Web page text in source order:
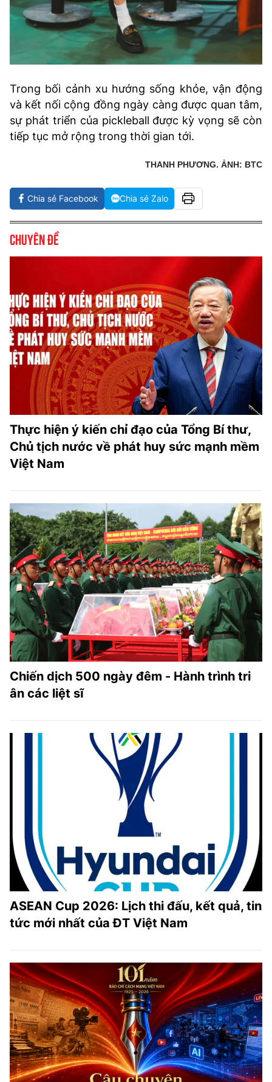
Trong bối cảnh xu hướng sống khỏe, vận động
và kết nối cộng đồng ngày càng được quan tâm,
sự phát triển của pickleball được kỳ vọng sẽ còn
tiếp tục mở rộng trong thời gian tới.
THANH PHƯƠNG. ẢNH: BTC
Chia sẻ Facebook Chia sẻ Zalo
Chuyên đề
Thực hiện ý kiến chỉ đạo của Tổng Bí thư,
Chủ tịch nước về phát huy sức mạnh mềm
Việt Nam
Chiến dịch 500 ngày đêm - Hành trình tri
ân các liệt sĩ
ASEAN Cup 2026: Lịch thi đấu, kết quả, tin
tức mới nhất của ĐT Việt Nam